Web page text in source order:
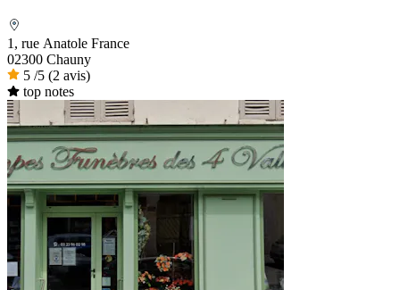
1, rue Anatole France
02300 Chauny
5 /5 (2 avis)
top notes